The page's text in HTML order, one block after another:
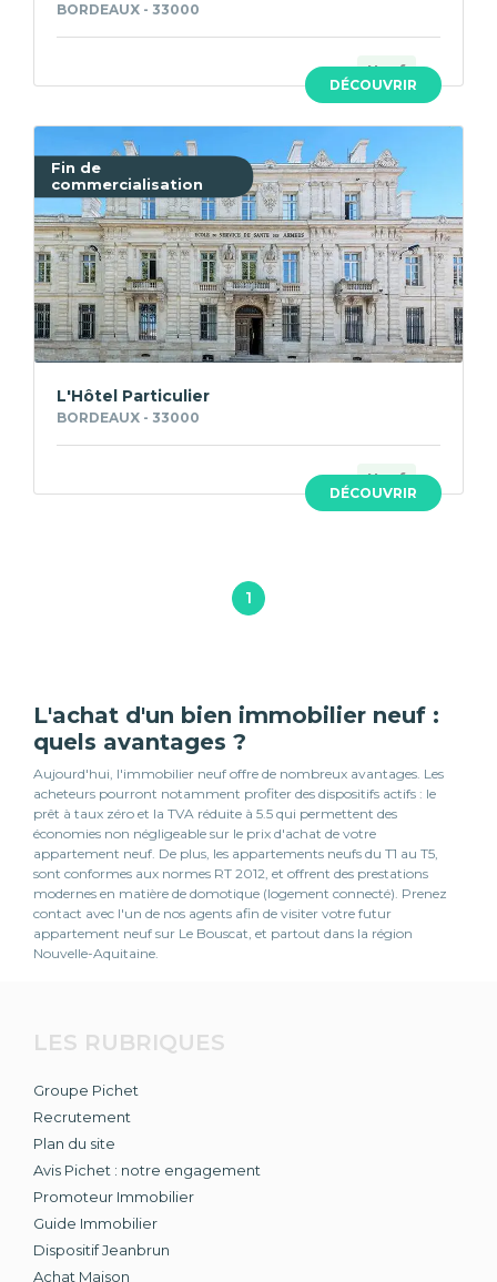
DÉCOUVRIR
BORDEAUX - 33000
Neuf
Fin de
commercialisation
DÉCOUVRIR
L'Hôtel Particulier
BORDEAUX - 33000
Neuf
1
L'achat d'un bien immobilier neuf :
quels avantages ?
Aujourd'hui, l'immobilier neuf offre de nombreux avantages. Les
acheteurs pourront notamment profiter des dispositifs actifs : le
prêt à taux zéro et la TVA réduite à 5.5 qui permettent des
économies non négligeable sur le prix d'achat de votre
appartement neuf. De plus, les appartements neufs du T1 au T5,
sont conformes aux normes RT 2012, et offrent des prestations
modernes en matière de domotique (logement connecté). Prenez
contact avec l'un de nos agents afin de visiter votre futur
appartement neuf sur Le Bouscat, et partout dans la région
Nouvelle-Aquitaine.
LES RUBRIQUES
Groupe Pichet
Recrutement
Plan du site
Avis Pichet : notre engagement
Promoteur Immobilier
Guide Immobilier
Dispositif Jeanbrun
Achat Maison